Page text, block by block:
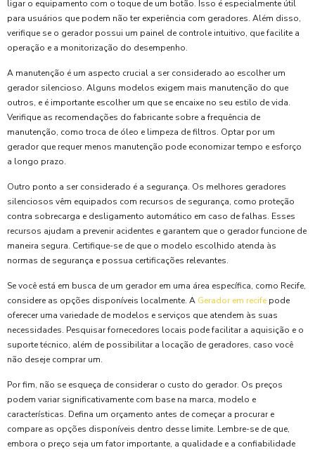
ligar o equipamento com o toque de um botão. Isso é especialmente útil
para usuários que podem não ter experiência com geradores. Além disso,
verifique se o gerador possui um painel de controle intuitivo, que facilite a
operação e a monitorização do desempenho.
A manutenção é um aspecto crucial a ser considerado ao escolher um
gerador silencioso. Alguns modelos exigem mais manutenção do que
outros, e é importante escolher um que se encaixe no seu estilo de vida.
Verifique as recomendações do fabricante sobre a frequência de
manutenção, como troca de óleo e limpeza de filtros. Optar por um
gerador que requer menos manutenção pode economizar tempo e esforço
a longo prazo.
Outro ponto a ser considerado é a segurança. Os melhores geradores
silenciosos vêm equipados com recursos de segurança, como proteção
contra sobrecarga e desligamento automático em caso de falhas. Esses
recursos ajudam a prevenir acidentes e garantem que o gerador funcione de
maneira segura. Certifique-se de que o modelo escolhido atenda às
normas de segurança e possua certificações relevantes.
Se você está em busca de um gerador em uma área específica, como Recife,
considere as opções disponíveis localmente. A Gerador em recife pode
oferecer uma variedade de modelos e serviços que atendem às suas
necessidades. Pesquisar fornecedores locais pode facilitar a aquisição e o
suporte técnico, além de possibilitar a locação de geradores, caso você
não deseje comprar um.
Por fim, não se esqueça de considerar o custo do gerador. Os preços
podem variar significativamente com base na marca, modelo e
características. Defina um orçamento antes de começar a procurar e
compare as opções disponíveis dentro desse limite. Lembre-se de que,
embora o preço seja um fator importante, a qualidade e a confiabilidade